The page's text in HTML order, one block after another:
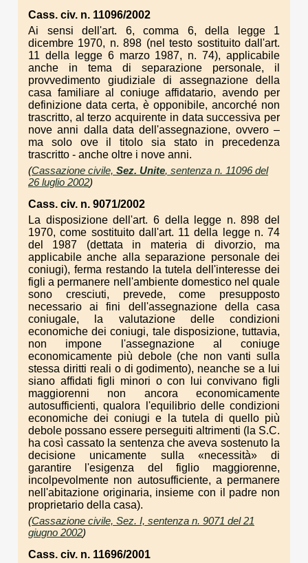
Cass. civ. n. 11096/2002
Ai sensi dell'art. 6, comma 6, della legge 1
dicembre 1970, n. 898 (nel testo sostituito dall'art.
11 della legge 6 marzo 1987, n. 74), applicabile
anche in tema di separazione personale, il
provvedimento giudiziale di assegnazione della
casa familiare al coniuge affidatario, avendo per
definizione data certa, è opponibile, ancorché non
trascritto, al terzo acquirente in data successiva per
nove anni dalla data dell'assegnazione, ovvero –
ma solo ove il titolo sia stato in precedenza
trascritto - anche oltre i nove anni.
(Cassazione civile, Sez. Unite, sentenza n. 11096 del
26 luglio 2002)
Cass. civ. n. 9071/2002
La disposizione dell'art. 6 della legge n. 898 del
1970, come sostituito dall'art. 11 della legge n. 74
del 1987 (dettata in materia di divorzio, ma
applicabile anche alla separazione personale dei
coniugi), ferma restando la tutela dell'interesse dei
figli a permanere nell'ambiente domestico nel quale
sono cresciuti, prevede, come presupposto
necessario ai fini dell'assegnazione della casa
coniugale, la valutazione delle condizioni
economiche dei coniugi, tale disposizione, tuttavia,
non impone l'assegnazione al coniuge
economicamente più debole (che non vanti sulla
stessa diritti reali o di godimento), neanche se a lui
siano affidati figli minori o con lui convivano figli
maggiorenni non ancora economicamente
autosufficienti, qualora l'equilibrio delle condizioni
economiche dei coniugi e la tutela di quello più
debole possano essere perseguiti altrimenti (la S.C.
ha così cassato la sentenza che aveva sostenuto la
decisione unicamente sulla «necessità» di
garantire l'esigenza del figlio maggiorenne,
incolpevolmente non autosufficiente, a permanere
nell'abitazione originaria, insieme con il padre non
proprietario della casa).
(Cassazione civile, Sez. I, sentenza n. 9071 del 21
giugno 2002)
Cass. civ. n. 11696/2001